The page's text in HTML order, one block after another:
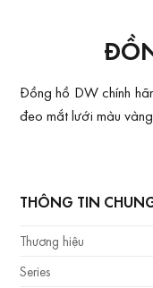
Đồng hồ DW chính
đeo mắt lưới màu
THÔNG TIN
Thương hiệu
Series